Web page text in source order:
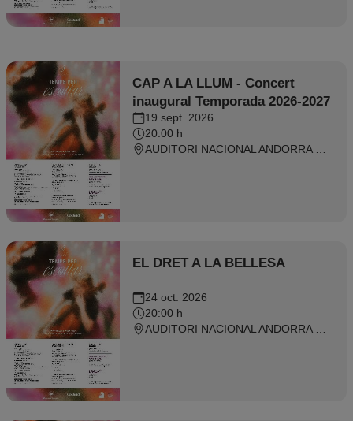
CAP A LA LLUM - Concert
inaugural Temporada 2026-2027
19 sept. 2026
20:00 h
AUDITORI NACIONAL ANDORRA 2026 - Ordino
EL DRET A LA BELLESA
24 oct. 2026
20:00 h